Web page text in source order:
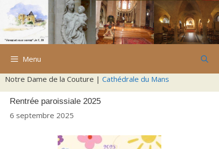
Aller
contenu
Menu
Notre Dame de la Couture | Cathédrale du Mans
Rentrée paroissiale 2025
6 septembre 2025